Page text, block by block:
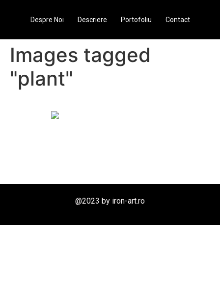
Despre Noi Descriere Portofoliu Contact
Images tagged
"plant"
@2023 by iron-art.ro